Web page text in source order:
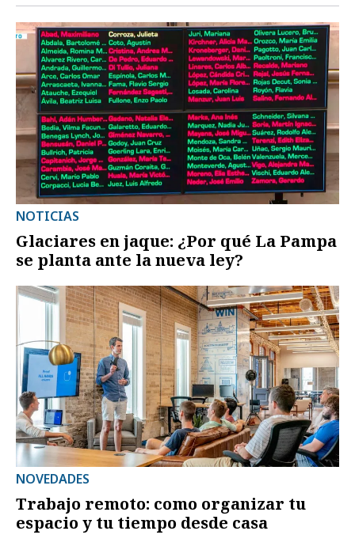
NOTICIAS
Glaciares en jaque: ¿Por qué La Pampa
se planta ante la nueva ley?
NOVEDADES
Trabajo remoto: como organizar tu
espacio y tu tiempo desde casa